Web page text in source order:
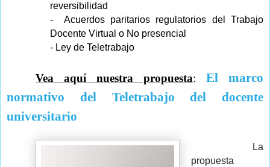
reversibilidad
- Acuerdos paritarios regulatorios del Trabajo
Docente Virtual o No presencial
- Ley de Teletrabajo
Vea aquí nuestra propuesta: El marco
normativo del Teletrabajo del docente
universitario
La
propuesta